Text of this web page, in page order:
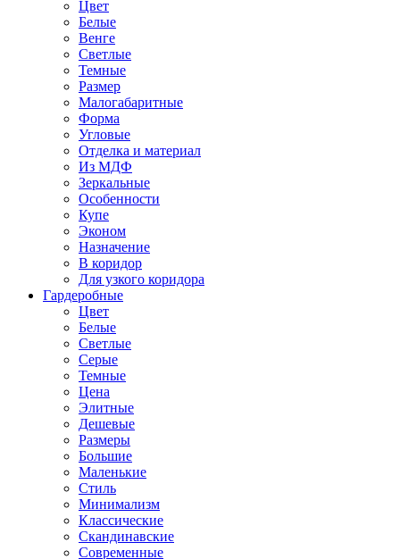
Цвет
Белые
Венге
Светлые
Темные
Размер
Малогабаритные
Форма
Угловые
Отделка и материал
Из МДФ
Зеркальные
Особенности
Купе
Эконом
Назначение
В коридор
Для узкого коридора
Гардеробные
Цвет
Белые
Светлые
Серые
Темные
Цена
Элитные
Дешевые
Размеры
Большие
Маленькие
Стиль
Минимализм
Классические
Скандинавские
Современные